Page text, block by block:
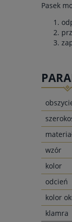
Pasek
wzór
kolor
odcień
kolor
klamra